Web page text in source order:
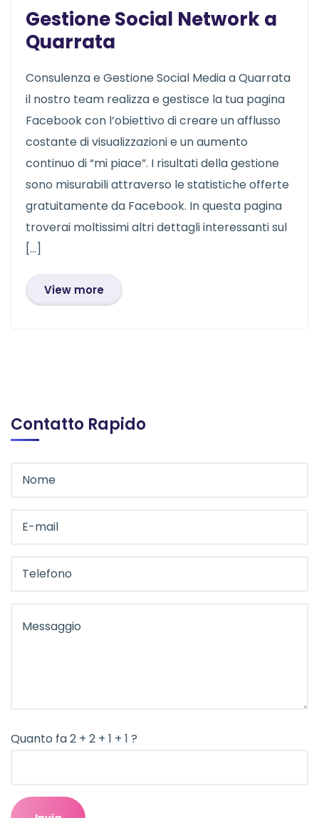
Gestione Social Network a
Quarrata
Consulenza e Gestione Social Media a Quarrata
il nostro team realizza e gestisce la tua pagina
Facebook con l’obiettivo di creare un afflusso
costante di visualizzazioni e un aumento
continuo di “mi piace”. I risultati della gestione
sono misurabili attraverso le statistiche offerte
gratuitamente da Facebook. In questa pagina
troverai moltissimi altri dettagli interessanti sul
[…]
View more
Contatto Rapido
Quanto fa 2 + 2 + 1 + 1 ?